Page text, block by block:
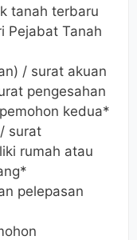
tanah terbaru
Pejabat Tanah
/ surat akuan
pengesahan
kedua*
surat
rumah atau
pelepasan